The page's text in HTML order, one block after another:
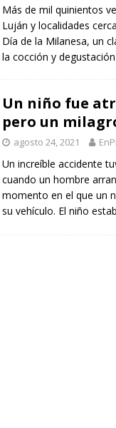
Más de mil quinientos
Luján y localidades
Día de la Milanesa, un
la cocción y
Un niño fue
pero un
agosto 24, 2021
Un increíble accidente
cuando un hombre
momento en el que un
su vehículo. El niño